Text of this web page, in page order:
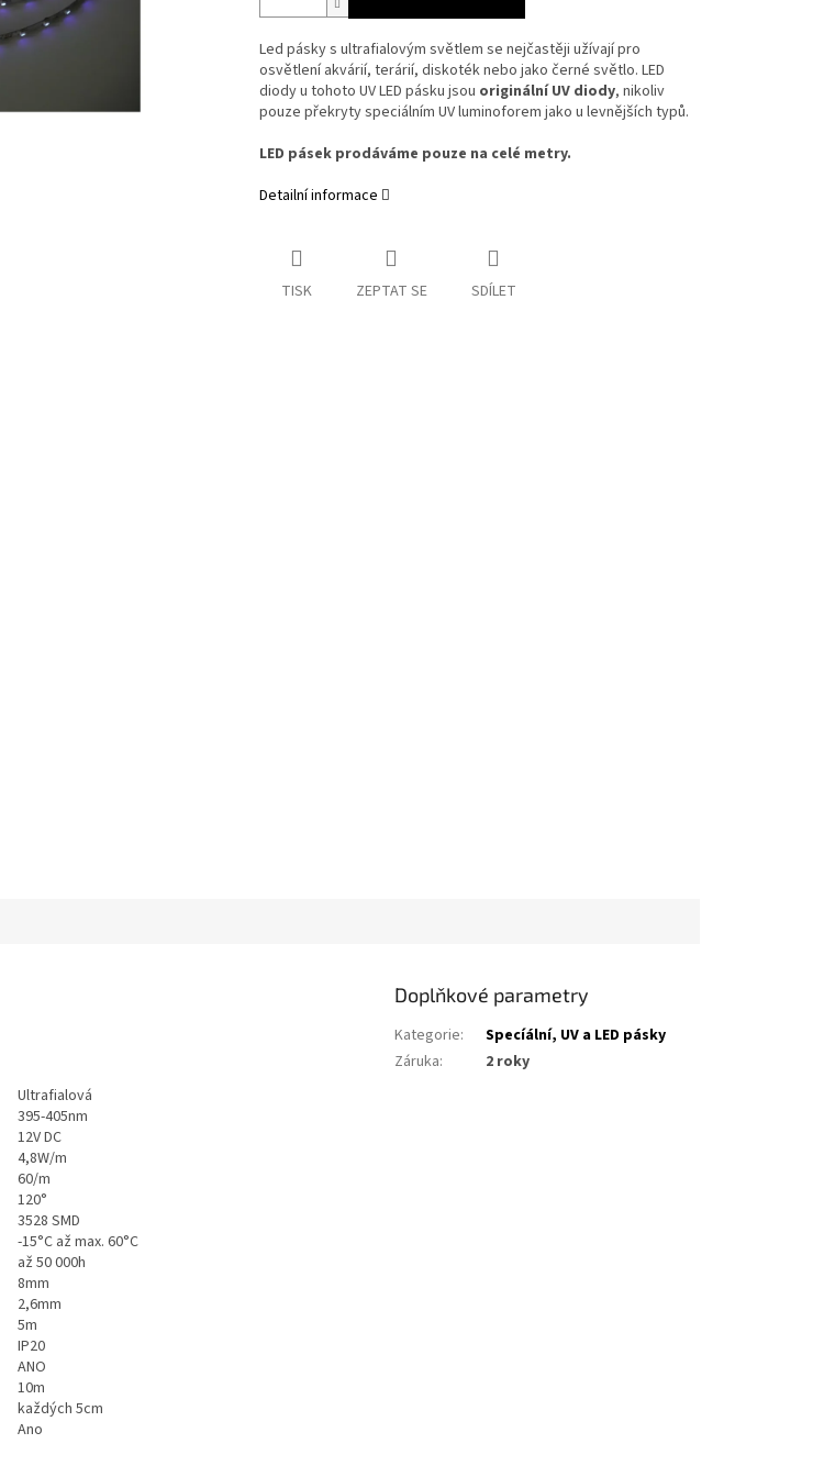
Led pásky s ultrafialovým světlem se nejčastěji užívají pro
osvětlení akvárií, terárií, diskoték nebo jako černé světlo. LED
diody u tohoto UV LED pásku jsou originální UV diody, nikoliv
pouze překryty speciálním UV luminoforem jako u levnějších typů.
LED pásek prodáváme pouze na celé metry.
Detailní informace
TISK ZEPTAT SE SDÍLET
Ultrafialová
395-405nm
12V DC
4,8W/m
60/m
120°
3528 SMD
-15°C až max. 60°C
až 50 000h
8mm
2,6mm
5m
IP20
ANO
10m
každých 5cm
Ano
Doplňkové parametry
Kategorie:
Specíální, UV a LED pásky
Záruka: 2 roky